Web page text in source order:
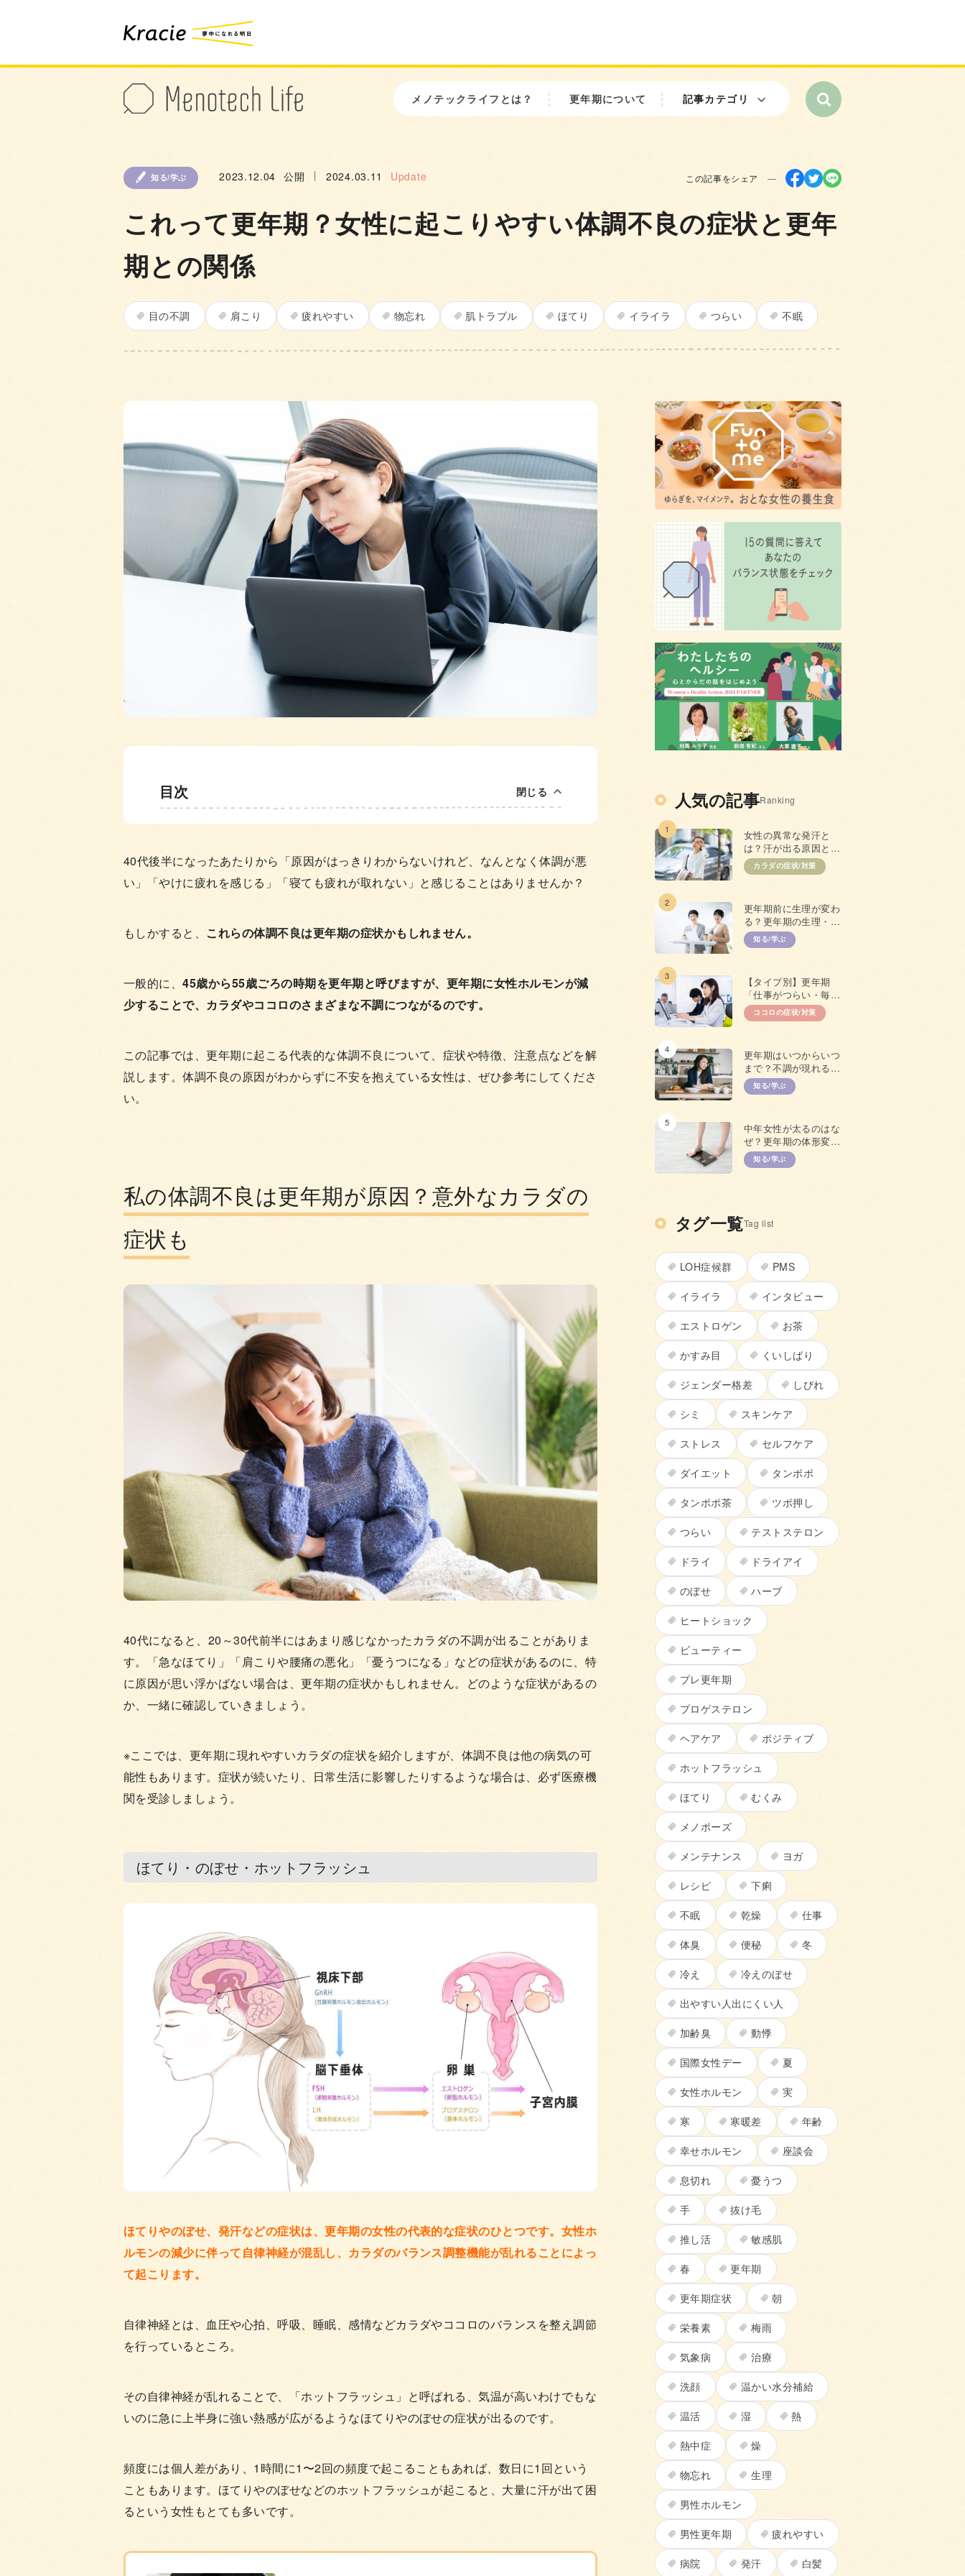
メノテックライフとは？ 更年期について 記事カテゴリ
知る/学ぶ 2023.12.04 公開 2024.03.11 Update この記事をシェア
これって更年期？女性に起こりやすい体調不良の症状と更年
期との関係
目の不調 肩こり 疲れやすい 物忘れ 肌トラブル ほてり イライラ つらい 不眠
目次 閉じる
40代後半になったあたりから「原因がはっきりわからないけれど、なんとなく体調が悪
い」「やけに疲れを感じる」「寝ても疲れが取れない」と感じることはありませんか？
もしかすると、 これらの体調不良は更年期の症状かもしれません。
一般的に、45歳から55歳ごろの時期を更年期と呼びますが、更年期に女性ホルモンが減
少することで、カラダやココロのさまざまな不調につながるのです。
この記事では、更年期に起こる代表的な体調不良について、症状や特徴、注意点などを解
説します。体調不良の原因がわからずに不安を抱えている女性は、ぜひ参考にしてくださ
い。
私の体調不良は更年期が原因？意外なカラダの
症状も
40代になると、20～30代前半にはあまり感じなかったカラダの不調が出ることがありま
す。「急なほてり」「肩こりや腰痛の悪化」「憂うつになる」などの症状があるのに、特
に原因が思い浮かばない場合は、更年期の症状かもしれません。どのような症状があるの
か、一緒に確認していきましょう。
※ここでは、更年期に現れやすいカラダの症状を紹介しますが、体調不良は他の病気の可
能性もあります。症状が続いたり、日常生活に影響したりするような場合は、必ず医療機
関を受診しましょう。
ほてり・のぼせ・ホットフラッシュ
ほてりやのぼせ、発汗などの症状は、更年期の女性の代表的な症状のひとつです。女性ホ
ルモンの減少に伴って自律神経が混乱し、カラダのバランス調整機能が乱れることによっ
て起こります。
自律神経とは、血圧や心拍、呼吸、睡眠、感情などカラダやココロのバランスを整え調節
を行っているところ。
その自律神経が乱れることで、「ホットフラッシュ」と呼ばれる、気温が高いわけでもな
いのに急に上半身に強い熱感が広がるようなほてりやのぼせの症状が出るのです。
頻度には個人差があり、1時間に1〜2回の頻度で起こることもあれば、数日に1回という
こともあります。ほてりやのぼせなどのホットフラッシュが起こると、大量に汗が出て困
るという女性もとても多いです。
人気の記事Ranking
1
女性の異常な発汗と
は？汗が出る原因と抑
えるための対策
カラダの症状/対策
2
更年期前に生理が変わ
る？更年期の生理・
PMSとの違い
知る/学ぶ
3
【タイプ別】更年期
「仕事がつらい・毎日
やる気が出ない」原因
と対策
ココロの症状/対策
4
更年期はいつからいつ
まで？不調が現れる年
齢やプレ更年期につい
て
知る/学ぶ
5
中年女性が太るのはな
ぜ？更年期の体形変化
と上手な対策
知る/学ぶ
タグ一覧Tag list
LOH症候群 PMS
イライラ インタビュー
エストロゲン お茶
かすみ目 くいしばり
ジェンダー格差 しびれ
シミ スキンケア
ストレス セルフケア
ダイエット タンポポ
タンポポ茶 ツボ押し
つらい テストステロン
ドライ ドライアイ
のぼせ ハーブ
ヒートショック
ビューティー
プレ更年期
プロゲステロン
ヘアケア ポジティブ
ホットフラッシュ
ほてり むくみ
メノポーズ
メンテナンス ヨガ
レシピ 下痢
不眠 乾燥 仕事
体臭 便秘 冬
冷え 冷えのぼせ
出やすい人出にくい人
加齢臭 動悸
国際女性デー 夏
女性ホルモン 実
寒 寒暖差 年齢
幸せホルモン 座談会
息切れ 憂うつ
手 抜け毛
推し活 敏感肌
春 更年期
更年期症状 朝
栄養素 梅雨
気象病 治療
洗顔 温かい水分補給
温活 湿 熱
熱中症 燥
物忘れ 生理
男性ホルモン
男性更年期 疲れやすい
病院 発汗 白髪